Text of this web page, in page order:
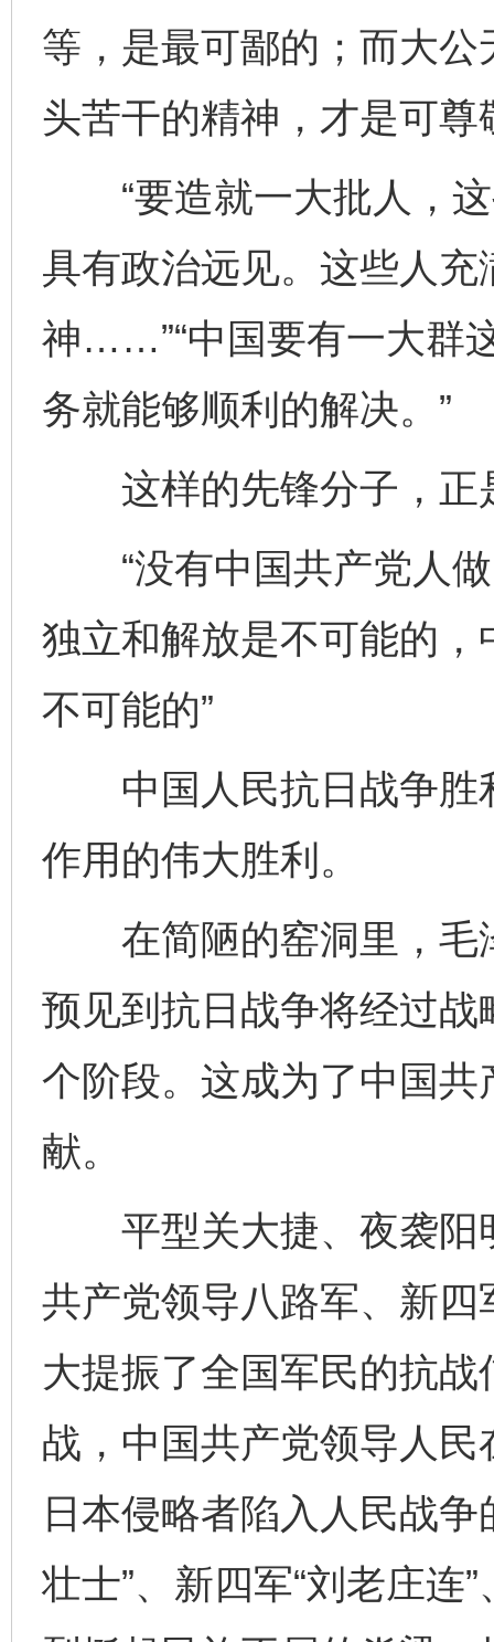
等，是最可鄙的；而大
头苦干的精神，才是可尊
“要造就一大批人，这
具有政治远见。这些人
神……”“中国要有一大群
务就能够顺利的解决。”
这样的先锋分子，正
“没有中国共产党人做
独立和解放是不可能的
不可能的”
中国人民抗日战争胜
作用的伟大胜利。
在简陋的窑洞里，毛
预见到抗日战争将经过
个阶段。这成为了中国
献。
平型关大捷、夜袭阳
共产党领导八路军、新
大提振了全国军民的抗
战，中国共产党领导人
日本侵略者陷入人民战
壮士”、新四军“刘老庄连